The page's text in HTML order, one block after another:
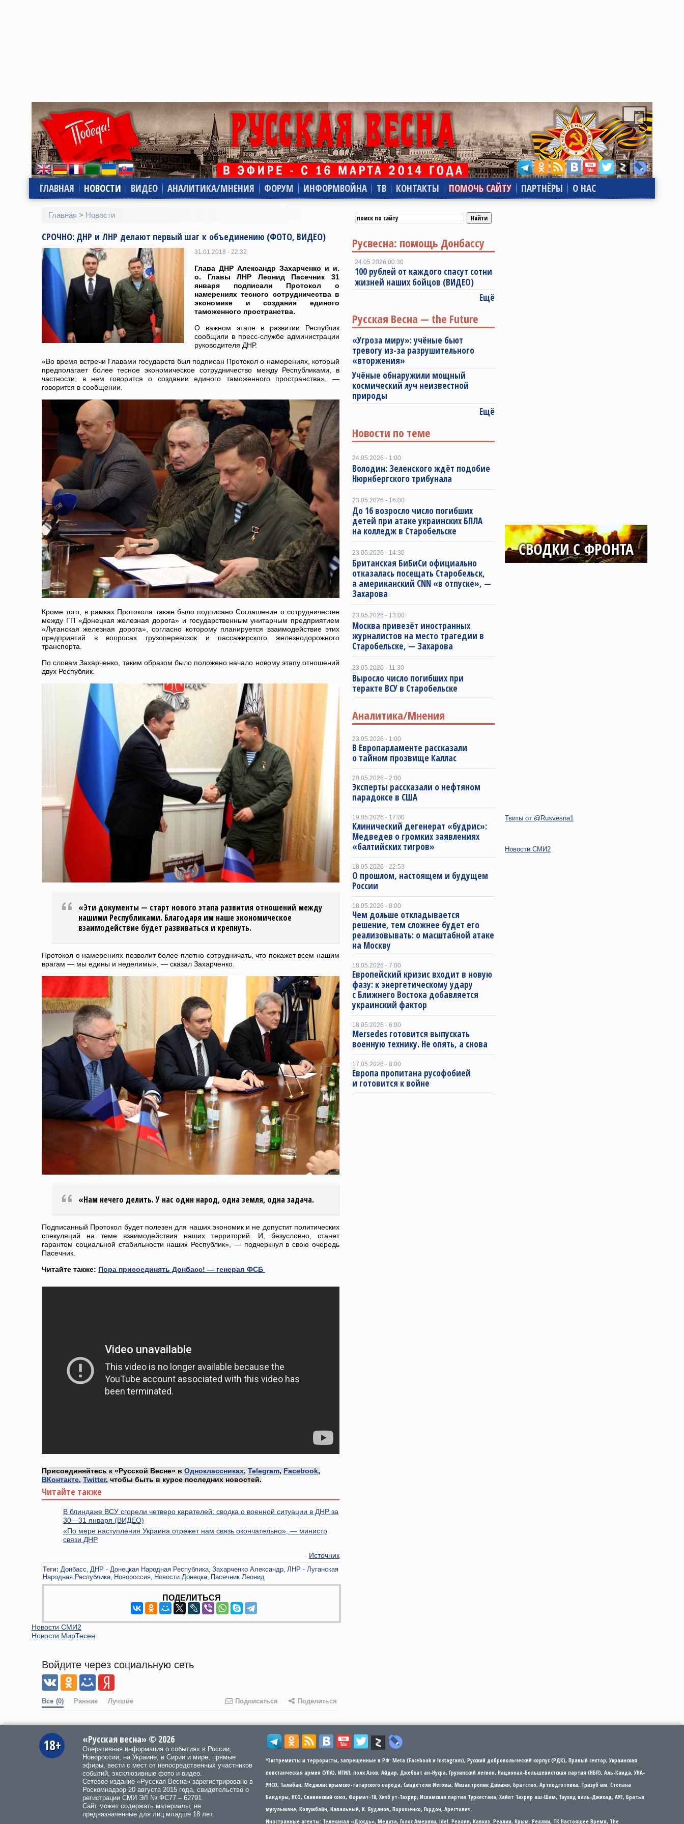
ГЛАВНАЯ НОВОСТИ ВИДЕО АНАЛИТИКА/МНЕНИЯ ФОРУМ ИНФОРМВОЙНА ТВ КОНТАКТЫ ПОМОЧЬ САЙТУ ПАРТНЁРЫ О НАС
Главная > Новости
СРОЧНО: ДНР и ЛНР делают первый шаг к объединению (ФОТО, ВИДЕО)
31.01.2018 - 22:32
Глава ДНР Александр Захарченко и и.
о. Главы ЛНР Леонид Пасечник 31
января подписали Протокол о
намерениях тесного сотрудничества в
экономике и создания единого
таможенного пространства.
О важном этапе в развитии Республик
сообщили в пресс-службе администрации
руководителя ДНР.
«Во время встречи Главами государств был подписан Протокол о намерениях, который
предполагает более тесное экономическое сотрудничество между Республиками, в
частности, в нем говорится о создании единого таможенного пространства», —
говорится в сообщении.
Кроме того, в рамках Протокола также было подписано Соглашение о сотрудничестве
между ГП «Донецкая железная дорога» и государственным унитарным предприятием
«Луганская железная дорога», согласно которому планируется взаимодействие этих
предприятий в вопросах грузоперевозок и пассажирского железнодорожного
транспорта.
По словам Захарченко, таким образом было положено начало новому этапу отношений
двух Республик.
«Эти документы — старт нового этапа развития отношений между
нашими Республиками. Благодаря им наше экономическое
взаимодействие будет развиваться и крепнуть.
Протокол о намерениях позволит более плотно сотрудничать, что покажет всем нашим
врагам — мы едины и неделимы», — сказал Захарченко.
«Нам нечего делить. У нас один народ, одна земля, одна задача.
Подписанный Протокол будет полезен для наших экономик и не допустит политических
спекуляций на теме взаимодействия наших территорий. И, безусловно, станет
гарантом социальной стабильности наших Республик», — подчеркнул в свою очередь
Пасечник.
Читайте также: Пора присоединять Донбасс! — генерал ФСБ
Присоединяйтесь к «Русской Весне» в Одноклассниках, Telegram, Facebook,
ВКонтакте, Twitter, чтобы быть в курсе последних новостей.
Читайте также
В блиндаже ВСУ сгорели четверо карателей: сводка о военной ситуации в ДНР за
30—31 января (ВИДЕО)
«По мере наступления Украина отрежет нам связь окончательно», — министр
связи ДНР
Источник
Теги: Донбасс ДНР - Донецкая Народная Республика Захарченко Александр ЛНР - Луганская
Народная Республика Новороссия Новости Донецка Пасечник Леонид
ПОДЕЛИТЬСЯ
Новости СМИ2
Новости МирТесен
Войдите через социальную сеть
Все (0) Ранние Лучшие Подписаться Поделиться
Русвесна: помощь Донбассу
24.05.2026 00:30
100 рублей от каждого спасут сотни
жизней наших бойцов (ВИДЕО)
Ещё
Русская Весна — the Future
«Угроза миру»: учёные бьют
тревогу из-за разрушительного
«вторжения»
Учёные обнаружили мощный
космический луч неизвестной
природы
Ещё
Новости по теме
24.05.2026 - 1:00
Володин: Зеленского ждёт подобие
Нюрнбергского трибунала
23.05.2026 - 16:00
До 16 возросло число погибших
детей при атаке украинских БПЛА
на колледж в Старобельске
23.05.2026 - 14:30
Британская БиБиСи официально
отказалась посещать Старобельск,
а американский CNN «в отпуске», —
Захарова
23.05.2026 - 13:00
Москва привезёт иностранных
журналистов на место трагедии в
Старобельске, — Захарова
23.05.2026 - 11:30
Выросло число погибших при
теракте ВСУ в Старобельске
Аналитика/Мнения
23.05.2026 - 1:00
В Европарламенте рассказали
о тайном прозвище Каллас
20.05.2026 - 2:00
Эксперты рассказали о нефтяном
парадоксе в США
19.05.2026 - 17:00
Клинический дегенерат «будрис»:
Медведев о громких заявлениях
«балтийских тигров»
18.05.2026 - 22:53
О прошлом, настоящем и будущем
России
18.05.2026 - 8:00
Чем дольше откладывается
решение, тем сложнее будет его
реализовывать: о масштабной атаке
на Москву
18.05.2026 - 7:00
Европейский кризис входит в новую
фазу: к энергетическому удару
с Ближнего Востока добавляется
украинский фактор
18.05.2026 - 6:00
Mersedes готовится выпускать
военную технику. Не опять, а снова
17.05.2026 - 8:00
Европа пропитана русофобией
и готовится к войне
Твиты от @Rusvesna1
Новости СМИ2
18+ «Русская весна» © 2026
Оперативная информация о событиях в России,
Новороссии, на Украине, в Сирии и мире, прямые
эфиры, вести с мест от непосредственных участников
событий, эксклюзивные фото и видео.
Сетевое издание «Русская Весна» зарегистрировано в
Роскомнадзор 20 августа 2015 года, свидетельство о
регистрации СМИ ЭЛ № ФС77 – 62791.
Сайт может содержать материалы, не
предназначенные для лиц младше 18 лет.
*Экстремисты и террористы, запрещенные в РФ: Meta (Facebook и Instagram), Русский добровольческий корпус (РДК), Правый сектор, Украинская
повстанческая армия (УПА), ИГИЛ, полк Азов, Айдар, Джебхат ан-Нусра, Грузинский легион, Национал-Большевистская партия (НБП), Аль-Каида, УНА-
УНСО, Талибан, Меджлис крымско-татарского народа, Свидетели Иеговы, Мизантропик Дивижн, Братство, Артподготовка, Тризуб им. Степана
Бандеры​​, НСО, Славянский союз, Формат-18, Хизб ут-Тахрир, Исламская партия Туркестана, Хайят Тахрир аш-Шам, Таухид валь-Джихад, АУЕ, Братья
мусульмане, Колумбайн, Навальный, К. Буданов, Порошенко, Гордон, Арестович.
Иностранные агенты: Телеканал «Дождь», Медуза, Голос Америки, Idel. Реалии, Кавказ. Реалии, Крым. Реалии, ТК Настоящее Время, The